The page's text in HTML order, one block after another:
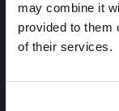
may combine it
provided to them
of their services.
التي تتأثر
مباشرة